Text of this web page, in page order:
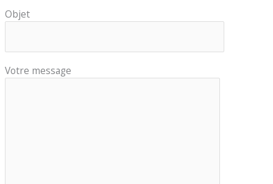
Objet
Votre message